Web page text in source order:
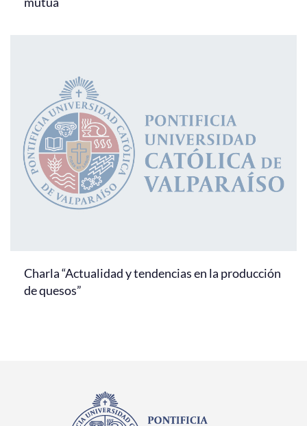
Charla “Actualidad y tendencias en la producción
de quesos”